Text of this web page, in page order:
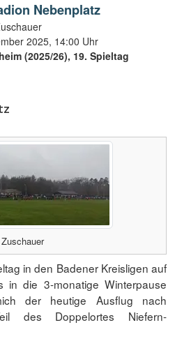
Nebenplatz
2025, 14:00 Uhr
(2025/26), 19. Spieltag
Zuschauer
in den Badener Kreisligen auf
in die 3-monatige Winterpause
der heutige Ausflug nach
des Doppelortes Niefern-